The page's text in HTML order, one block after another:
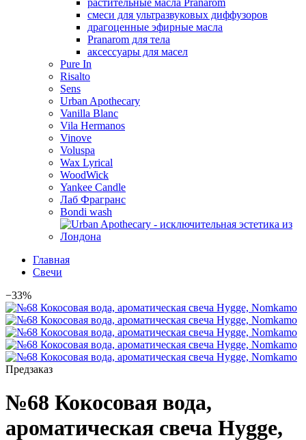
растительные масла Pranarom
смеси для ультразвуковых диффузоров
драгоценные эфирные масла
Pranarom для тела
аксессуары для масел
Pure In
Risalto
Sens
Urban Apothecary
Vanilla Blanc
Vila Hermanos
Vinove
Voluspa
Wax Lyrical
WoodWick
Yankee Candle
Лаб Фрагранс
Bondi wash
Главная
Свечи
−33%
Предзаказ
№68 Кокосовая вода,
ароматическая свеча Hygge,